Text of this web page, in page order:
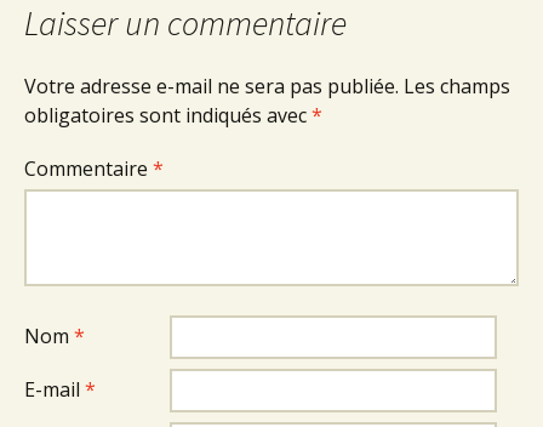
Laisser un commentaire
Votre adresse e-mail ne sera pas publiée. Les champs
obligatoires sont indiqués avec*
Commentaire *
Nom *
E-mail *